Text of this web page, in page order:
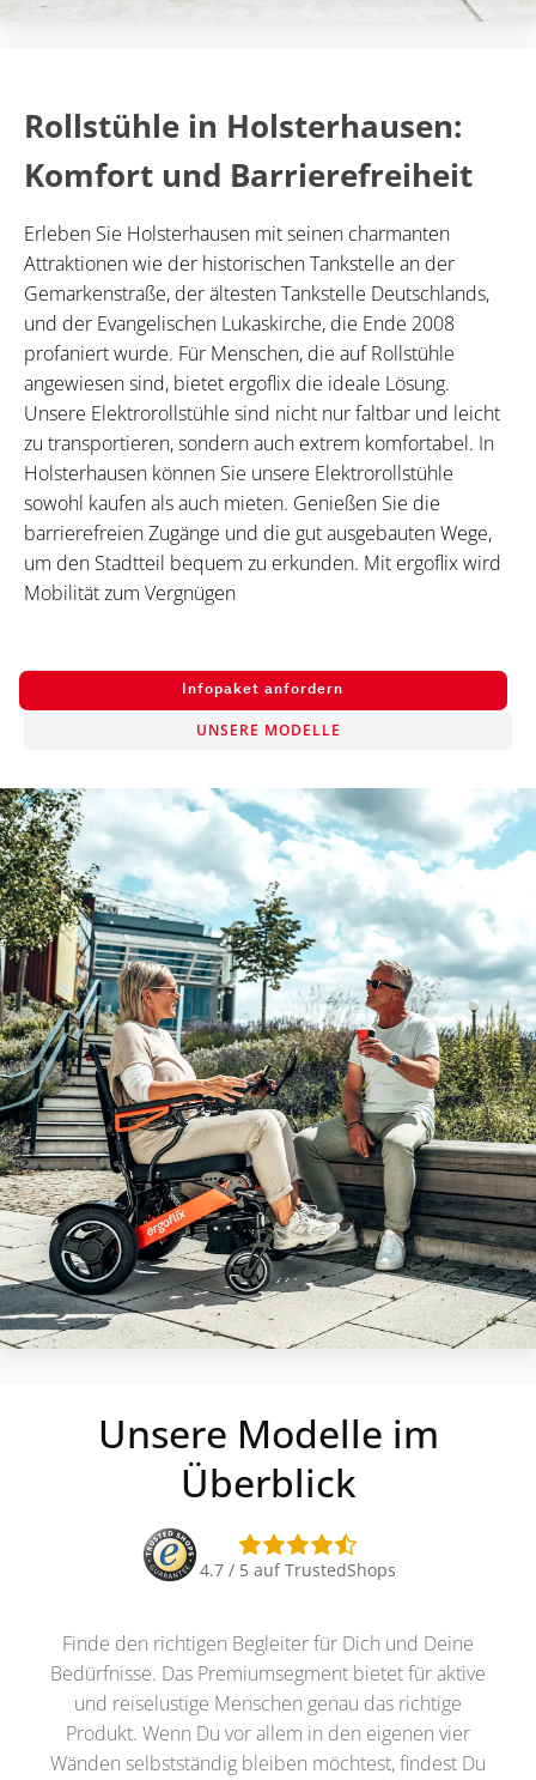
Rollstühle in Holsterhausen:
Komfort und Barrierefreiheit
Erleben Sie Holsterhausen mit seinen charmanten
Attraktionen wie der historischen Tankstelle an der
Gemarkenstraße, der ältesten Tankstelle Deutschlands,
und der Evangelischen Lukaskirche, die Ende 2008
profaniert wurde. Für Menschen, die auf Rollstühle
angewiesen sind, bietet ergoflix die ideale Lösung.
Unsere Elektrorollstühle sind nicht nur faltbar und leicht
zu transportieren, sondern auch extrem komfortabel. In
Holsterhausen können Sie unsere Elektrorollstühle
sowohl kaufen als auch mieten. Genießen Sie die
barrierefreien Zugänge und die gut ausgebauten Wege,
um den Stadtteil bequem zu erkunden. Mit ergoflix wird
Mobilität zum Vergnügen
Infopaket anfordern
UNSERE MODELLE
Unsere Modelle im
Überblick
4.7 / 5 auf TrustedShops
Finde den richtigen Begleiter für Dich und Deine
Bedürfnisse. Das Premiumsegment bietet für aktive
und reiselustige Menschen genau das richtige
Produkt. Wenn Du vor allem in den eigenen vier
Wänden selbstständig bleiben möchtest, findest Du